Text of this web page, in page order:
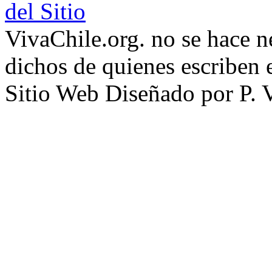
del Sitio
VivaChile.org. no se hace
dichos de quienes escriben
Sitio Web Diseñado por